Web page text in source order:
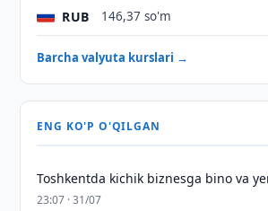
RUB 146,37 so'm
Barcha valyuta kurslari →
ENG KO'P O'QILGAN
Toshkentda kichik biznesga bino va
23:07 · 31/07